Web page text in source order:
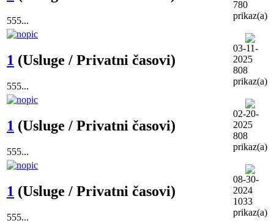
555...
780
prikaz(a)
1 (Usluge / Privatni časovi)
555...
03-11-
2025
808
prikaz(a)
1 (Usluge / Privatni časovi)
555...
02-20-
2025
808
prikaz(a)
1 (Usluge / Privatni časovi)
555...
08-30-
2024
1033
prikaz(a)